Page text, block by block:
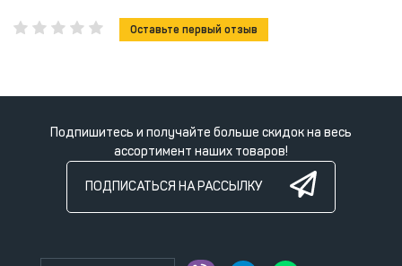
Оставьте первый отзыв
Подпишитесь и получайте больше скидок на весь
ассортимент наших товаров!
ПОДПИСАТЬСЯ НА РАССЫЛКУ